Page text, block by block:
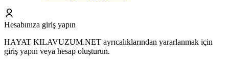
Hesabınıza giriş yapın
HAYAT KILAVUZUM.NET ayrıcalıklarından yararlanmak için
giriş yapın veya hesap oluşturun.